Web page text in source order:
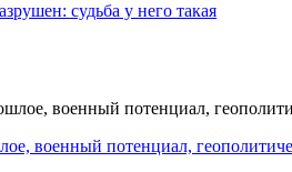
судьба у него такая
военный потенциал,